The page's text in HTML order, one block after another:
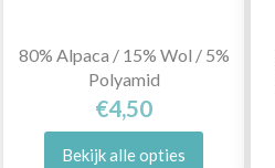
80% Alpaca / 15% Wol / 5%
Polyamid
€4,50
Bekijk alle opties